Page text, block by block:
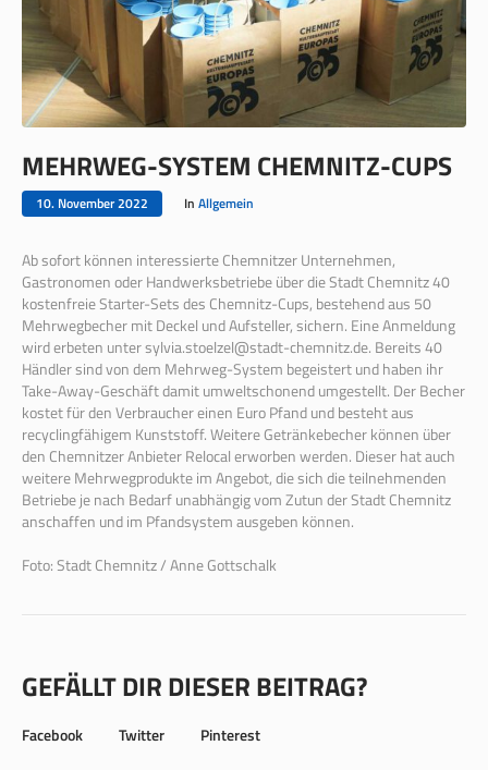
MEHRWEG-SYSTEM CHEMNITZ-CUPS
10. November 2022 In Allgemein
Ab sofort können interessierte Chemnitzer Unternehmen,
Gastronomen oder Handwerksbetriebe über die Stadt Chemnitz 40
kostenfreie Starter-Sets des Chemnitz-Cups, bestehend aus 50
Mehrwegbecher mit Deckel und Aufsteller, sichern. Eine Anmeldung
wird erbeten unter sylvia.stoelzel@stadt-chemnitz.de. Bereits 40
Händler sind von dem Mehrweg-System begeistert und haben ihr
Take-Away-Geschäft damit umweltschonend umgestellt. Der Becher
kostet für den Verbraucher einen Euro Pfand und besteht aus
recyclingfähigem Kunststoff. Weitere Getränkebecher können über
den Chemnitzer Anbieter Relocal erworben werden. Dieser hat auch
weitere Mehrwegprodukte im Angebot, die sich die teilnehmenden
Betriebe je nach Bedarf unabhängig vom Zutun der Stadt Chemnitz
anschaffen und im Pfandsystem ausgeben können.
Foto: Stadt Chemnitz / Anne Gottschalk
GEFÄLLT DIR DIESER BEITRAG?
Facebook Twitter Pinterest